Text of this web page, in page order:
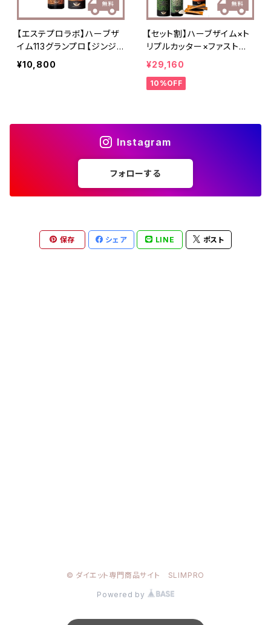
【エステプロラボ】ハーブザ
イム113グランプロ【ジンジャ
ー】
¥10,800
【セット割】ハーブザイム×ト
リプルカッター×ファストプ
ロウォーター
¥29,160
10%OFF
Instagram
フォローする
保存 シェア LINE ポスト
© ダイエット専門商品サイト SLIMPRO
Powered by